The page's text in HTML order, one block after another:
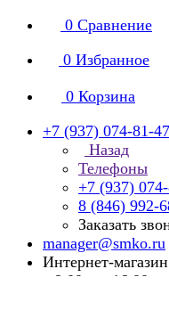
0 Сравнение
0 Избранное
0 Корзина
+7 (937) 074-81-47
Назад
Телефоны
+7 (937)
8 (846) 992-
Заказать
manager@smko.ru
Интернет-
с 8:00 до 16:00